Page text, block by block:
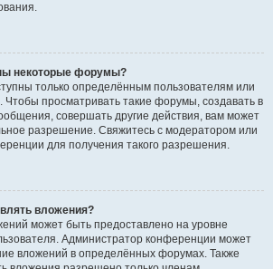
некоторые форумы?
только определённым пользователям или
Чтобы просматривать такие форумы, создавать в
совершать другие действия, вам может
разрешение. Свяжитесь с модератором или
для получения такого разрешения.
вложения?
может быть предоставлено на уровне
Администратор конференции может
вложений в определённых форумах. Также